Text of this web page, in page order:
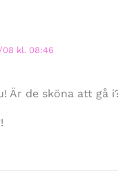
kl. 08:46
Är de sköna att gå